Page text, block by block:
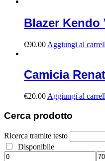
Blazer Kendo
€90.00 Aggiungi al
Camicia
€20.00 Aggiungi al
Cerca prodotto
Ricerca tramite testo
Disponibile